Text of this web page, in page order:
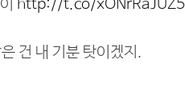
http://t.co/xONrRaJUZ5
건 내 기분 탓이겠지.